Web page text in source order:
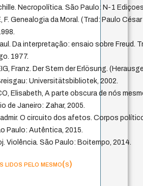
Necropolítica. São Paulo: N-1
F. Genealogia da Moral. (Trad: Paulo
Da interpretação: ensaio sobre Freud.
1977.
Franz. Der Stern der Erlösung.
Universitätsbibliotek, 2002.
Elisabeth, A parte obscura de nós
de Janeiro: Zahar, 2005.
O circuito dos afetos. Corpos
Paulo: Autêntica, 2015.
Violência. São Paulo: Boitempo, 2014.
lidos pelo mesmo(s)